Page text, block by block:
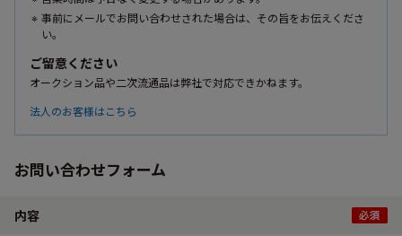
事前にメールでお問い合わせされた場合は、その旨をお伝えくださ
い。
ご留意ください
オークション品や二次流通品は弊社で対応できかねます。
法人のお客様はこちら
お問い合わせフォーム
内容